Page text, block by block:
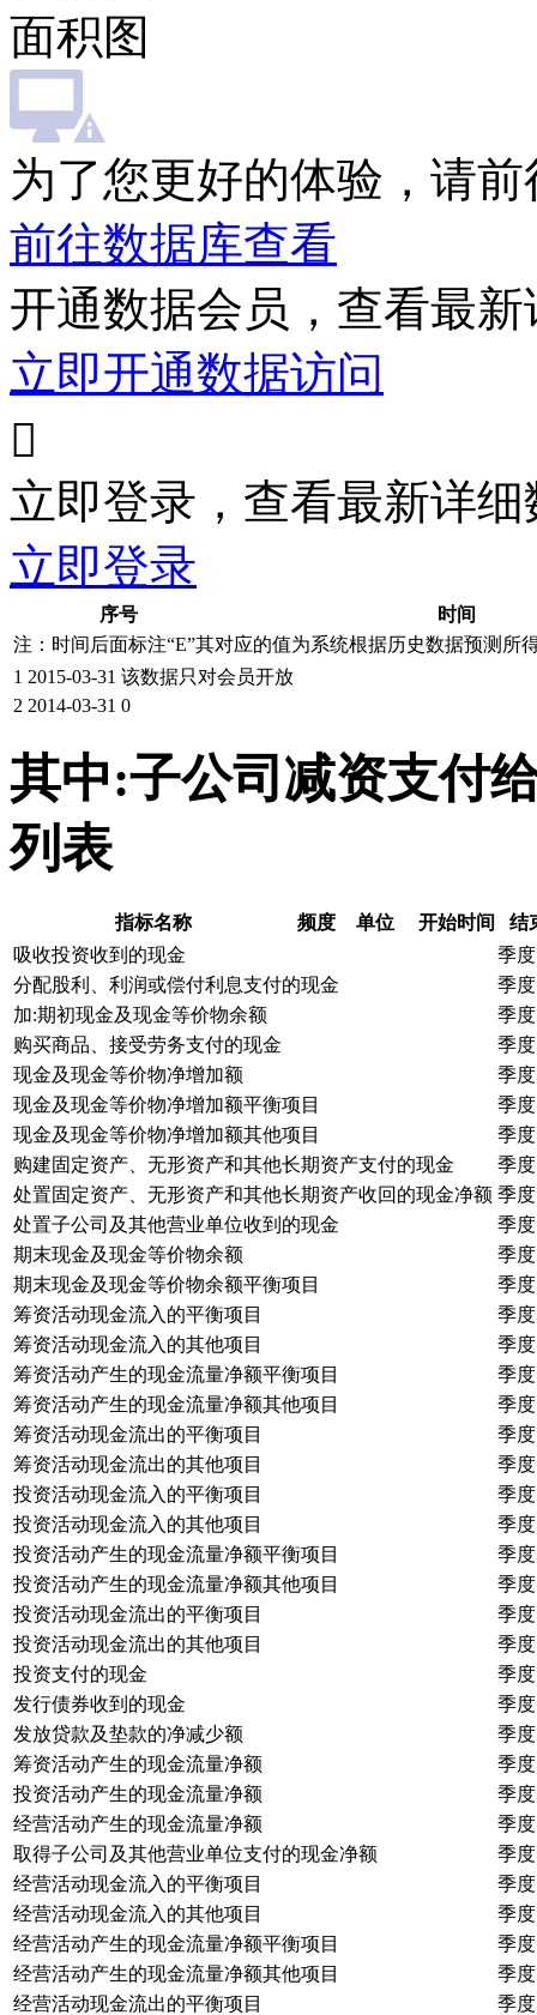
面积图
为了您更好的体验，请
前往数据库查看
开通数据会员，查看最
立即开通数据访问

立即登录，查看最新详细
立即登录
序号
时间
注：时间后面标注“E”其对应的值为系统根据历史数据预测所
1 2015-03-31 该数据只对会员开放
2 2014-03-31 0
其中:子公司减资支付
列表
指标名称 频度 单位 开始时间
结
吸收投资收到的现金
季度
分配股利、利润或偿付利息支付的现金
季度
加:期初现金及现金等价物余额
季度
购买商品、接受劳务支付的现金
季度
现金及现金等价物净增加额
季度
现金及现金等价物净增加额平衡项目
季度
现金及现金等价物净增加额其他项目
季度
购建固定资产、无形资产和其他长期资产支付的现金
季度
处置固定资产、无形资产和其他长期资产收回的现金净额 季度
处置子公司及其他营业单位收到的现金
季度
期末现金及现金等价物余额
季度
期末现金及现金等价物余额平衡项目
季度
筹资活动现金流入的平衡项目
季度
筹资活动现金流入的其他项目
季度
筹资活动产生的现金流量净额平衡项目
季度
筹资活动产生的现金流量净额其他项目
季度
筹资活动现金流出的平衡项目
季度
筹资活动现金流出的其他项目
季度
投资活动现金流入的平衡项目
季度
投资活动现金流入的其他项目
季度
投资活动产生的现金流量净额平衡项目
季度
投资活动产生的现金流量净额其他项目
季度
投资活动现金流出的平衡项目
季度
投资活动现金流出的其他项目
季度
投资支付的现金
季度
发行债券收到的现金
季度
发放贷款及垫款的净减少额
季度
筹资活动产生的现金流量净额
季度
投资活动产生的现金流量净额
季度
经营活动产生的现金流量净额
季度
取得子公司及其他营业单位支付的现金净额
季度
经营活动现金流入的平衡项目
季度
经营活动现金流入的其他项目
季度
经营活动产生的现金流量净额平衡项目
季度
经营活动产生的现金流量净额其他项目
季度
经营活动现金流出的平衡项目
季度